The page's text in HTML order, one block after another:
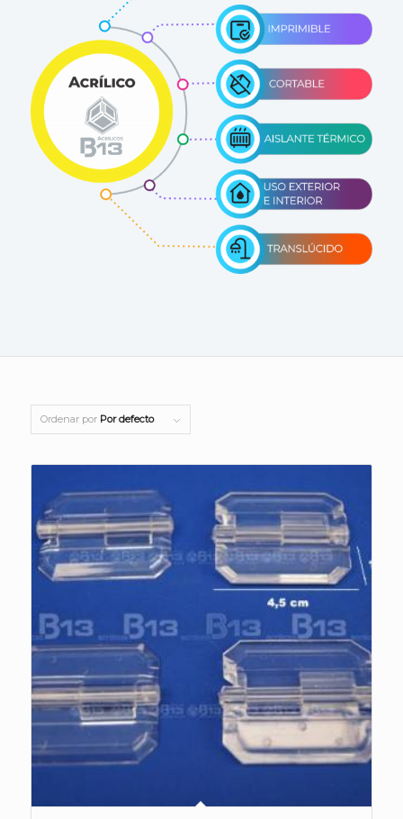
Ordenar por Por defecto